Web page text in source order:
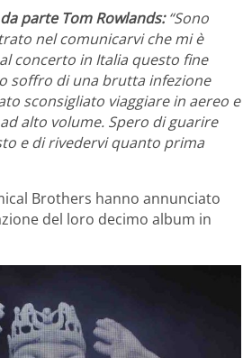
parteTom Rowlands:“Sono
nel comunicarvi che mi è
concerto in Italia questo fine
soffro di una brutta infezione
sconsigliato viaggiare in aereo e
alto volume. Spero di guarire
e di rivedervi quanto prima
Brothers hanno annunciato
del loro decimo album in